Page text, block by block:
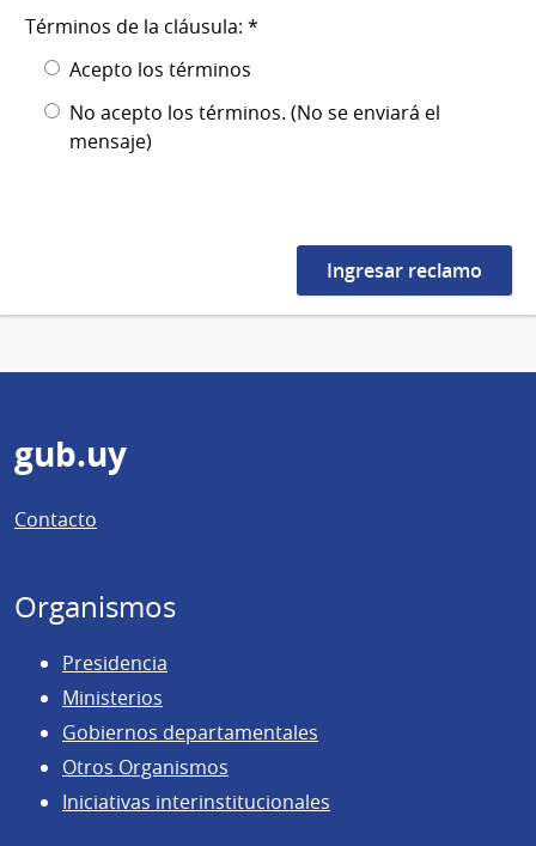
Términos de la cláusula: *
Acepto los términos
No acepto los términos. (No se enviará el
mensaje)
Pie
de
página
gub.uy
Contacto
Organismos
Presidencia
Ministerios
Gobiernos departamentales
Otros Organismos
Iniciativas interinstitucionales